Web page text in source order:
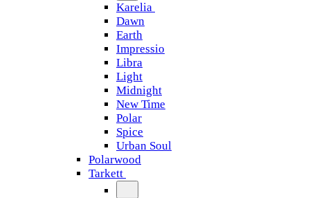
Karelia
Dawn
Earth
Impressio
Libra
Light
Midnight
New Time
Polar
Spice
Urban Soul
Polarwood
Tarkett